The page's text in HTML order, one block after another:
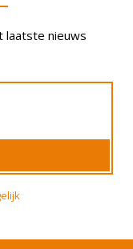
laatste nieuws